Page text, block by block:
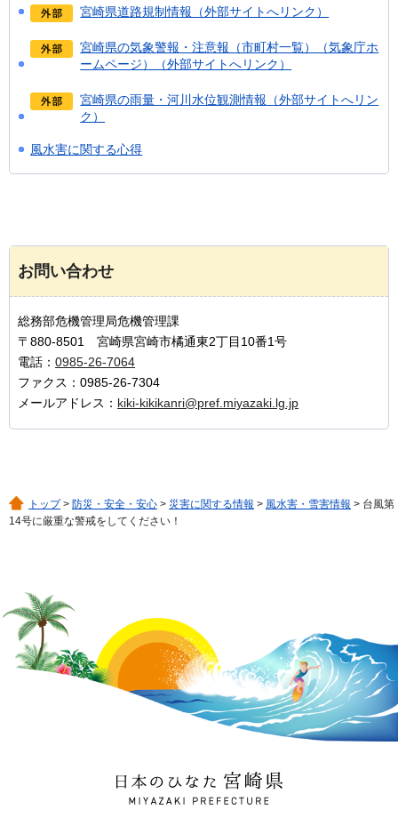
宮崎県道路規制情報（外部サイトへリンク）
宮崎県の気象警報・注意報（市町村一覧）（気象庁ホ
ームページ）（外部サイトへリンク）
宮崎県の雨量・河川水位観測情報（外部サイトへリン
ク）
風水害に関する心得
お問い合わせ
総務部危機管理局危機管理課
〒880-8501 宮崎県宮崎市橘通東2丁目10番1号
電話： 0985-26-7064
ファクス：0985-26-7304
メールアドレス： kiki-kikikanri@pref.miyazaki.lg.jp
トップ> 防災・安全・安心 > 災害に関する情報 > 風水害・雪害情報 > 台風第
14号に厳重な警戒をしてください！
日本のひなた 宮崎県
MIYAZAKI PREFECTURE